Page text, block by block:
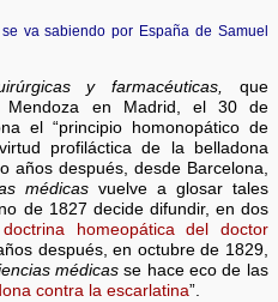
va sabiendo por España de Samuel
y farmacéuticas, que
Mendoza en Madrid, el 30 de
el “principio homonopático de
profiláctica de la belladona
años después, desde Barcelona,
médicasvuelve a glosar tales
de 1827 decide difundir, en dos
homeopática del doctor
después, en octubre de 1829,
médicasse hace eco de las
contra la escarlatina”.